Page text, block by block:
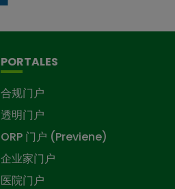
PORTALES
合规门户
透明门户
ORP 门户 (Previene)
企业家门户
医院门户